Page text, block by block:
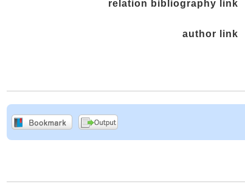
relation bibliography link
author link